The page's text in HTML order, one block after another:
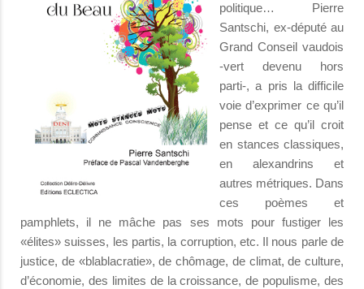
politique… Pierre
Santschi, ex-député au
Grand Conseil vaudois
-vert devenu hors
parti-, a pris la difficile
voie d’exprimer ce qu’il
pense et ce qu’il croit
en stances classiques,
en alexandrins et
autres métriques. Dans
ces poèmes et
pamphlets, il ne mâche pas ses mots pour fustiger les
«élites» suisses, les partis, la corruption, etc. Il nous parle de
justice, de «blablacratie», de chômage, de climat, de culture,
d’économie, des limites de la croissance, de populisme, des